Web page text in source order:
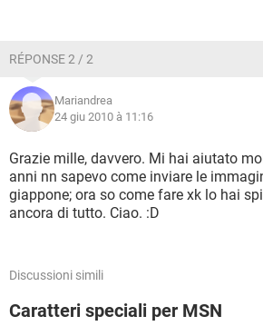
RÉPONSE 2 / 2
Mariandrea
24 giu 2010 à 11:16
Grazie mille, davvero. Mi hai aiutato
anni nn sapevo come inviare le
giappone; ora so come fare xk lo hai
ancora di tutto. Ciao. :D
Discussioni simili
Caratteri speciali per MSN